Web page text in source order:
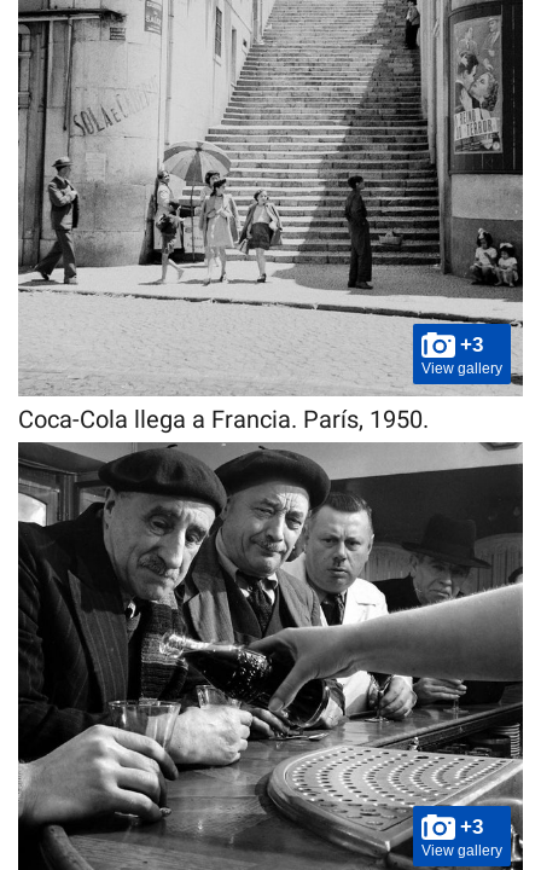
+3
View gallery
Coca-Cola llega a Francia. París, 1950.
+3
View gallery